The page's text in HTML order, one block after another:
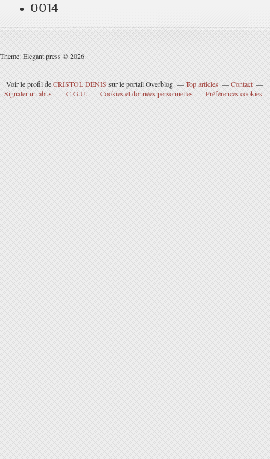
0014
Theme: Elegant press © 2026
Voir le profil deCRISTOL DENIS sur le portail Overblog Top articles
Contact
Signaler un abus
C.G.U. Cookies et données personnelles Préférences cookies